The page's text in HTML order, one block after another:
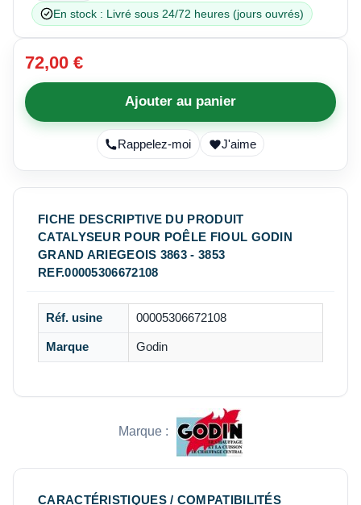
En stock : Livré sous 24/72 heures (jours ouvrés)
72,00 €
Ajouter au panier
Rappelez-moi J'aime
FICHE DESCRIPTIVE DU PRODUIT
CATALYSEUR POUR POÊLE FIOUL GODIN
GRAND ARIEGEOIS 3863 - 3853
REF.00005306672108
Réf. usine 00005306672108
Marque Godin
Marque :
CARACTÉRISTIQUES / COMPATIBILITÉS